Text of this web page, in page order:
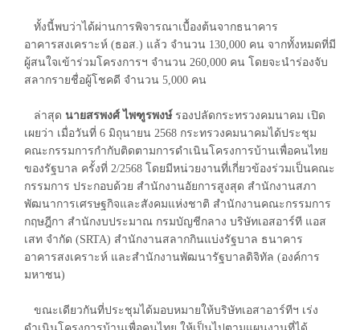
ทั้งนี้พบว่าได้ผ่านการพิจารณาเบื้องต้นจากธนาคาร
อาคารสงเคราะห์ (ธอส.) แล้ว จำนวน 130,000 คน จากทั้งหมดที่มี
ผู้สนใจเข้าร่วมโครงการฯ จำนวน 260,000 คน โดยจะนำร่องจับ
สลากรายชื่อผู้โชคดี จำนวน 5,000 คน
ล่าสุด นายสรพงศ์ ไพฑูรพงษ์ รองปลัดกระทรวงคมนาคม เปิด
เผยว่า เมื่อวันที่ 6 มิถุนายน 2568 กระทรวงคมนาคมได้ประชุม
คณะกรรมการกำกับติดตามการดำเนินโครงการบ้านเพื่อคนไทย
ของรัฐบาล ครั้งที่ 2/2568 โดยมีหน่วยงานที่เกี่ยวข้องร่วมเป็นคณะ
กรรมการ ประกอบด้วย สำนักงานอัยการสูงสุด สำนักงานสภา
พัฒนาการเศรษฐกิจและสังคมแห่งชาติ สำนักงานคณะกรรมการ
กฤษฎีกา สำนักงบประมาณ กรมบัญชีกลาง บริษัทเอสอาร์ที แอส
เสท จำกัด (SRTA) สำนักงานสลากกินแบ่งรัฐบาล ธนาคาร
อาคารสงเคราะห์ และสำนักงานพัฒนารัฐบาลดิจิทัล (องค์การ
มหาชน)
ขณะเดียวกันที่ประชุมได้มอบหมายให้บริษัทเอสาอาร์ทีฯ เร่ง